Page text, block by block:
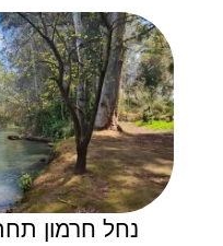
נחל חרמון